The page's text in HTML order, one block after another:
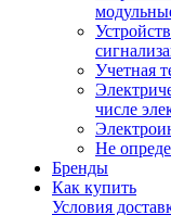
Учетная
числе
Не
Бренды
Как купить
Условия